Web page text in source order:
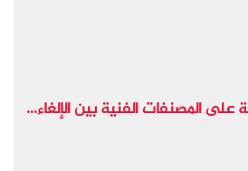
على المصنفات الفنية بين الإلغاء...